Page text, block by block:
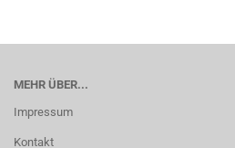
MEHR ÜBER...
Impressum
Kontakt